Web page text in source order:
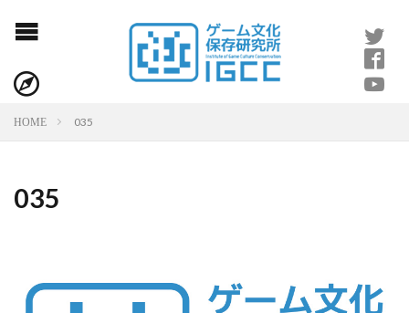
HOME 035
035